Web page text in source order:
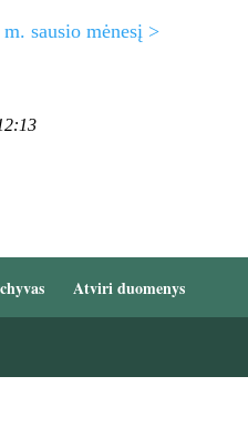
sausio mėnesį >
Atviri duomenys